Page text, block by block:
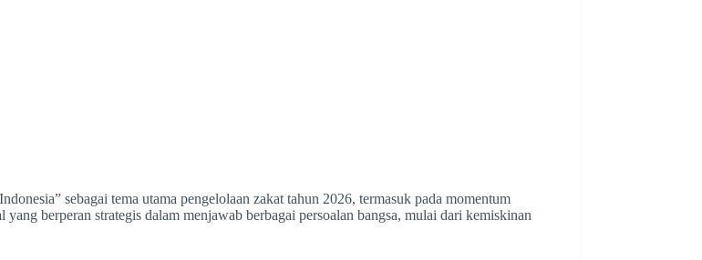
sebagai tema utama pengelolaan zakat tahun 2026, termasuk pada momentum
berperan strategis dalam menjawab berbagai persoalan bangsa, mulai dari kemiskinan